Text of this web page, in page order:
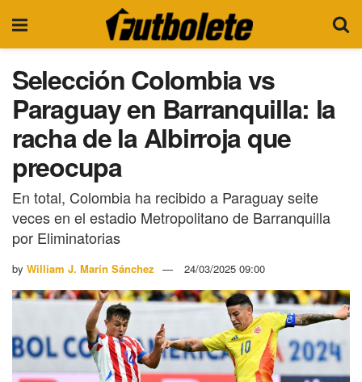
Selección Colombia vs
Paraguay en Barranquilla: la
racha de la Albirroja que
preocupa
En total, Colombia ha recibido a Paraguay seite
veces en el estadio Metropolitano de Barranquilla
por Eliminatorias
by William J. Marín Sánchez 24/03/2025 09:00